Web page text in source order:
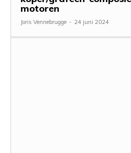
motoren
Joris Vennebrugge - 24 juni 2024